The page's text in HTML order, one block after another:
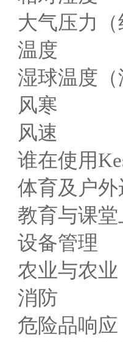
大气压力
温度
湿球温度
风寒
风速
谁在使用
体育及户外
教育与课
设备管理
农业与农业
消防
危险品响应